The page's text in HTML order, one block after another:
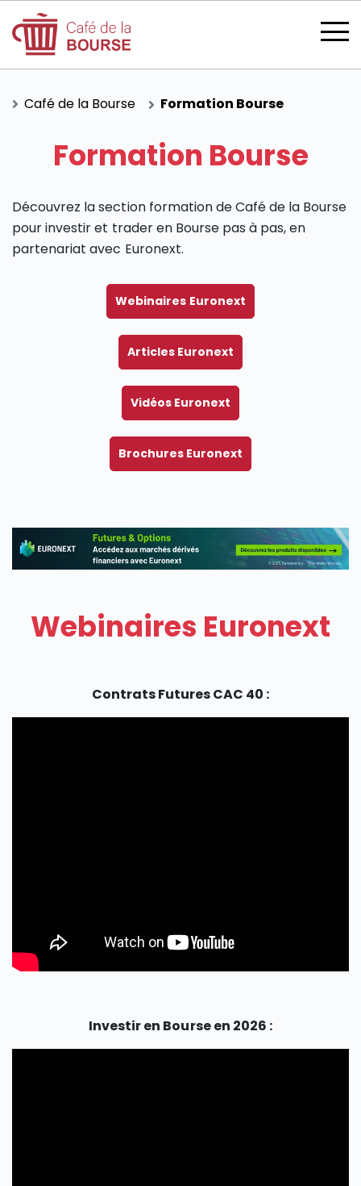
se connecter
devenir membre
Café de la Bourse Formation Bourse
Formation Bourse
Découvrez la section formation de Café de la Bourse
pour investir et trader en Bourse pas à pas, en
partenariat avec Euronext.
Webinaires Euronext
Articles Euronext
Vidéos Euronext
Brochures Euronext
Webinaires Euronext
Contrats Futures CAC 40 :
Investir en Bourse en 2026 :